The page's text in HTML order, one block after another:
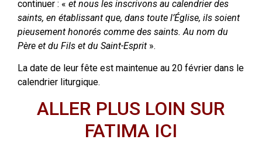
continuer : « et nous les inscrivons au calendrier des
saints, en établissant que, dans toute l’Église, ils soient
pieusement honorés comme des saints. Au nom du
Père et du Fils et du Saint-Esprit ».
La date de leur fête est maintenue au 20 février dans le
calendrier liturgique.
ALLER PLUS LOIN SUR
FATIMA ICI